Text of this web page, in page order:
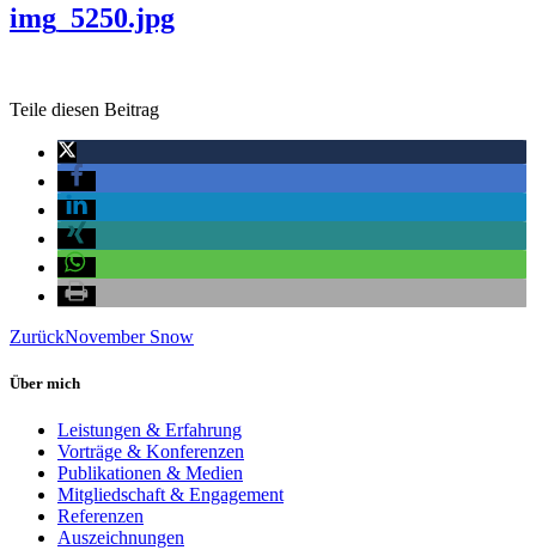
img_5250.jpg
Teile diesen Beitrag
ZurückNovember Snow
Über mich
Leistungen & Erfahrung
Vorträge & Konferenzen
Publikationen & Medien
Mitgliedschaft & Engagement
Referenzen
Auszeichnungen